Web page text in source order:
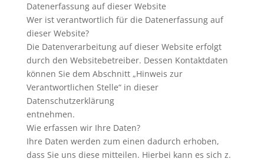
Datenerfassung auf dieser Website
Wer ist verantwortlich für die Datenerfassung auf
dieser Website?
Die Datenverarbeitung auf dieser Website erfolgt
durch den Websitebetreiber. Dessen Kontaktdaten
können Sie dem Abschnitt „Hinweis zur
Verantwortlichen Stelle“ in dieser
Datenschutzerklärung
entnehmen.
Wie erfassen wir Ihre Daten?
Ihre Daten werden zum einen dadurch erhoben,
dass Sie uns diese mitteilen. Hierbei kann es sich z.